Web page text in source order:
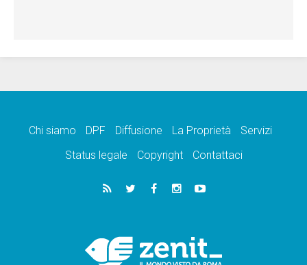
Chi siamo DPF Diffusione La Proprietà
Servizi
Status legale
Copyright Contattaci